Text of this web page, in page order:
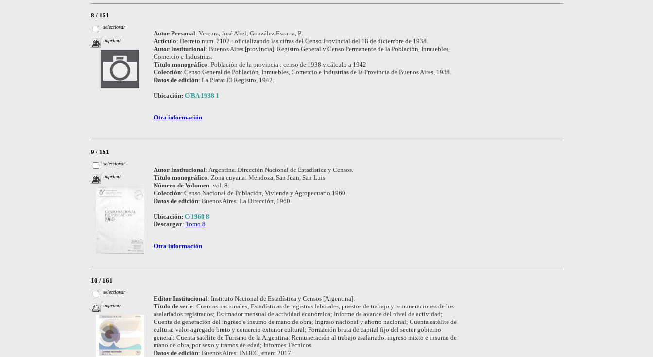
8 / 161
seleccionar
imprimir
Autor Personal: Verzura, José Abel; González Escarra, P.
Artículo: Decreto num. 7102 : oficializando las cifras del Censo Provincial del 18 de diciembre de 1938.
Autor Institucional: Buenos Aires [provincia]. Registro General y Censo Permanente de la Población, Inmuebles,
Comercio e Industrias.
Título monográfico: Población de la provincia : censo de 1938 y cálculo a 1942
Colección: Censo General de Población, Inmuebles, Comercio e Industrias de la Provincia de Buenos Aires, 1938.
Datos de edición: La Plata: El Registro, 1942.
Ubicación: C/BA 1938 1
Otra información
9 / 161
seleccionar
imprimir
Autor Institucional: Argentina. Dirección Nacional de Estadística y Censos.
Título monográfico: Zona cuyana: Mendoza, San Juan, San Luis
Número de Volumen: vol. 8.
Colección: Censo Nacional de Población, Vivienda y Agropecuario 1960.
Datos de edición: Buenos Aires: La Dirección, 1960.
Ubicación: C/1960 8
Descargar: Tomo 8
Otra información
10 / 161
seleccionar
imprimir
Editor Institucional: Instituto Nacional de Estadística y Censos [Argentina].
Título de serie: Cuentas nacionales; Estadísticas de registros laborales, puestos de trabajo y remuneraciones de los
asalariados registrados; Estimador mensual de actividad económica; Informe de avance del nivel de actividad;
Cuenta de generación del ingreso e insumo de mano de obra; Ingreso nacional y ahorro nacional; Cuenta satélite de
cultura: valor agregado bruto y comercio exterior cultural; Formación bruta de capital fijo del sector gobierno
general; Cuenta satélite de Turismo de la Argentina; Remuneración al trabajo asalariado, ingreso mixto e insumo de
mano de obra, por sexo y tramos de edad; Informes Técnicos
Datos de edición: Buenos Aires: INDEC, enero 2017.